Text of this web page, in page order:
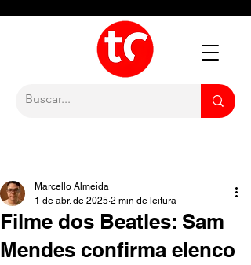
Filme dos Beatles: Sam
Mendes confirma elenco
Marcello Almeida
1 de abr. de 2025 2 min de leitura